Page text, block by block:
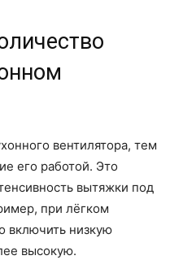
вентилятора, тем
его работой. Это
вытяжки под
при лёгком
включить низкую
высокую.